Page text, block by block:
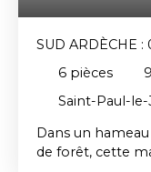
SUD ARDÈCHE :
MAISON DE
JARDIN PROCHE
6 pièces
Saint-Paul-
Dans un
de forêt, cette